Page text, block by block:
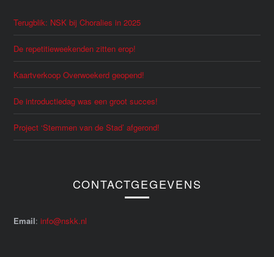
Terugblik: NSK bij Choralies in 2025
De repetitieweekenden zitten erop!
Kaartverkoop Overwoekerd geopend!
De introductiedag was een groot succes!
Project ‘Stemmen van de Stad’ afgerond!
CONTACTGEGEVENS
Email:info@nskk.nl